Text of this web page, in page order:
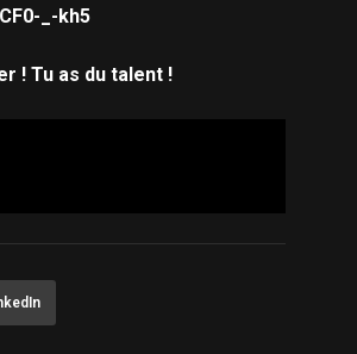
_-kh5
! Tu as du talent !